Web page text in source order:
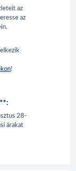
az
az
!
28-
árakat